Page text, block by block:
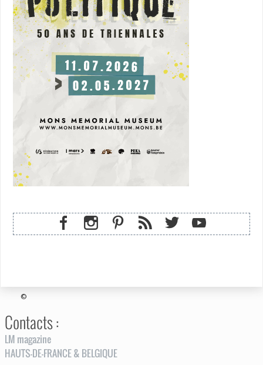
©
Contacts :
LM magazine
HAUTS-DE-FRANCE & BELGIQUE